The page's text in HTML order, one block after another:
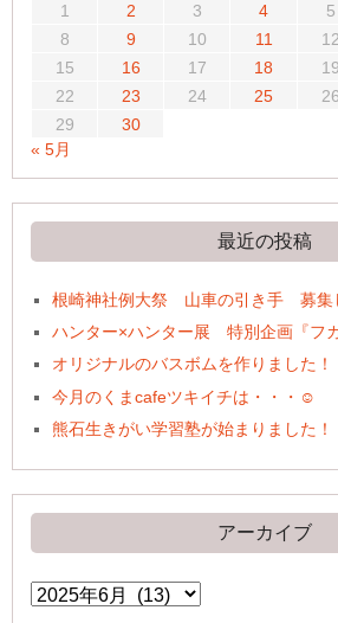
1 2 3 4 5
8
9 10 11 12
15
16 17 18 19
22
23 24 25 26
29
30
« 5月
最近の投稿
根崎神社例大祭 山車の引き手 募集
ハンター×ハンター展 特別企画『フカ
オリジナルのバスボムを作りました！
今月のくまcafeツキイチは・・・☺
熊石生きがい学習塾が始まりました！
アーカイブ
ア
ー